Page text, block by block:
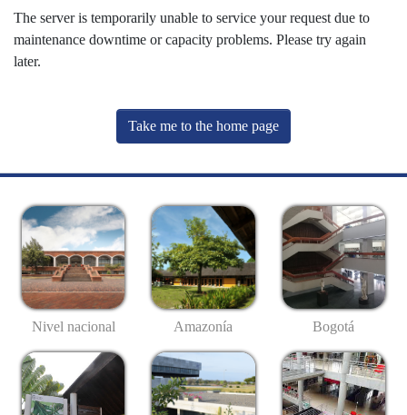
The server is temporarily unable to service your request due to
maintenance downtime or capacity problems. Please try again
later.
Take me to the home page
Nivel nacional Amazonía Bogotá